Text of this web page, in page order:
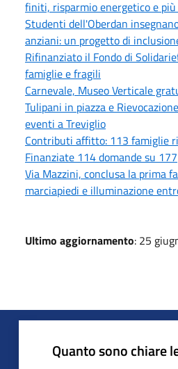
finiti, risparmio energetico e più
Studenti dell'Oberdan
anziani: un progetto di
Rifinanziato il Fondo di
famiglie e fragili
Carnevale, Museo Verticale
Tulipani in piazza e
eventi a Treviglio
Contributi affitto: 113 famiglie
Finanziate 114 domande su 177
Via Mazzini, conclusa la prima
marciapiedi e illuminazione
Ultimo aggiornamento: 25
Quanto sono chiare